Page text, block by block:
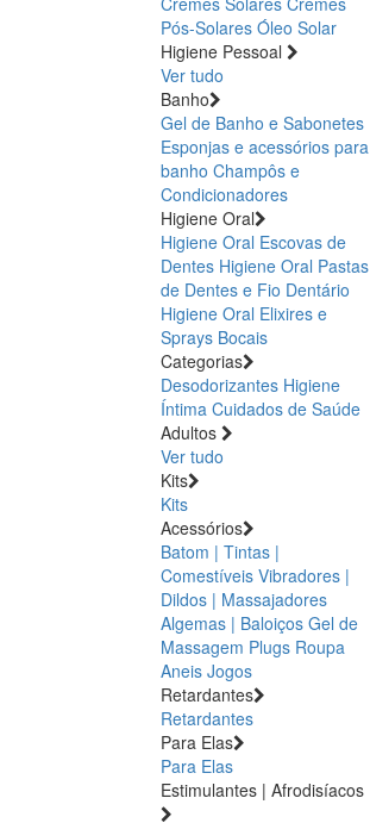
Pós-Solares Óleo Solar
Higiene Pessoal
Ver tudo
Banho
Gel de Banho e Sabonetes
Esponjas e acessórios para
banho Champôs e
Condicionadores
Higiene Oral
Higiene Oral Escovas de
Dentes Higiene Oral Pastas
de Dentes e Fio Dentário
Higiene Oral Elixires e
Sprays Bocais
Categorias
Desodorizantes Higiene
Íntima Cuidados de Saúde
Adultos
Ver tudo
Kits
Kits
Acessórios
Batom | Tintas |
Comestíveis Vibradores |
Dildos | Massajadores
Algemas | Baloiços Gel de
Massagem Plugs Roupa
Aneis Jogos
Retardantes
Retardantes
Para Elas
Para Elas
Estimulantes | Afrodisíacos